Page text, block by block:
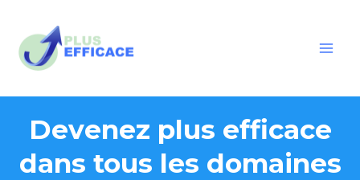
contenu
Devenez plus efficace
dans tous les domaines